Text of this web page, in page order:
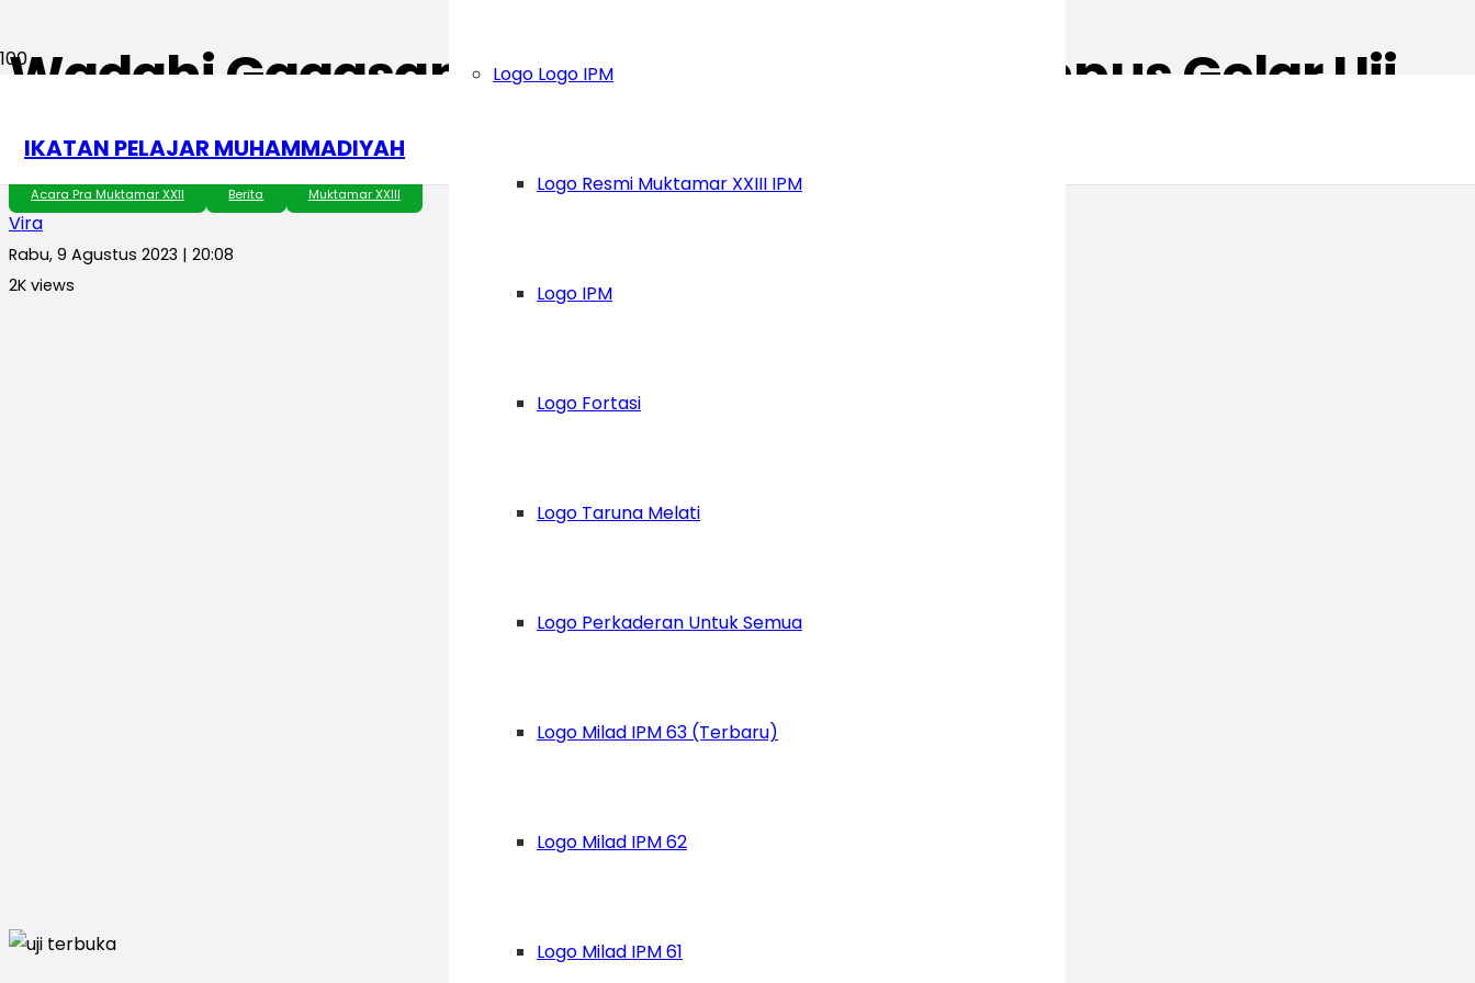
IKATAN PELAJAR MUHAMMADIYAH
Logo Logo IPM
Logo Resmi Muktamar XXIII IPM
Logo IPM
Logo Fortasi
Logo Taruna Melati
Logo Perkaderan Untuk Semua
Logo Milad IPM 63 (Terbaru)
Logo Milad IPM 62
Logo Milad IPM 61
Wadahi Gagasan Calon Formatur, Panlihpus Gelar Uji
Terbuka
Acara Pra Muktamar XXII Berita Muktamar XXIII
Vira
Rabu, 9 Agustus 2023 | 20:08
2K views